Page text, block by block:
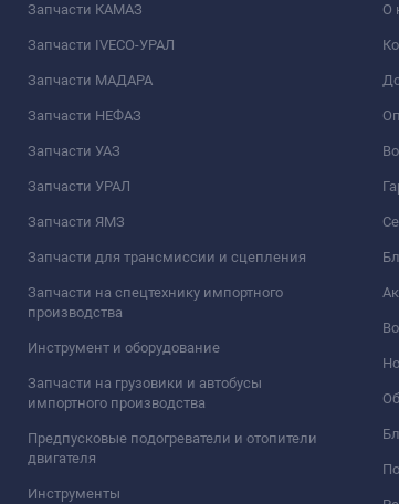
Запчасти КАМАЗ
Запчасти IVECO-УРАЛ
Запчасти МАДАРА
Запчасти НЕФАЗ
Запчасти УАЗ
Запчасти УРАЛ
Запчасти ЯМЗ
Запчасти для трансмиссии и сцепления
Запчасти на спецтехнику импортного
производства
Инструмент и оборудование
Запчасти на грузовики и автобусы
импортного производства
Предпусковые подогреватели и отопители
двигателя
Инструменты
О